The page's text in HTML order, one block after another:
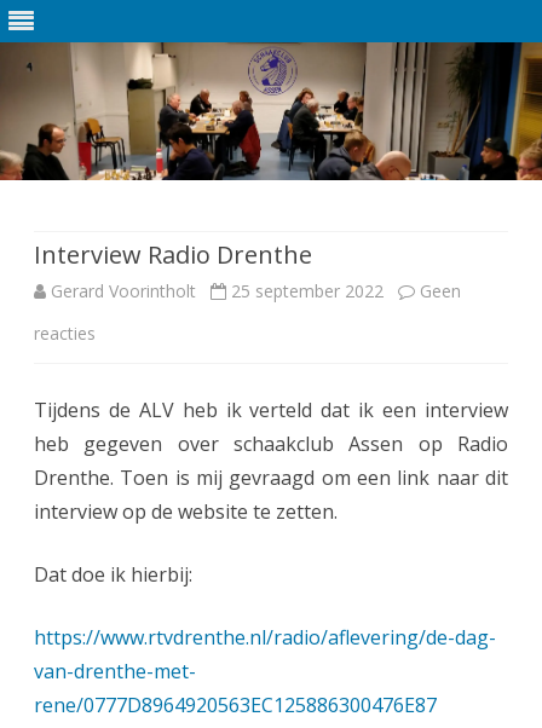
de
inhoud
Interview Radio Drenthe
Gerard Voorintholt 25 september 2022
Geen
reacties
I
t
r
v
i
e
Tijdens de ALV heb ik verteld dat ik een interview
heb gegeven over schaakclub Assen op Radio
Drenthe. Toen is mij gevraagd om een link naar dit
interview op de website te zetten.
Dat doe ik hierbij:
https://www.rtvdrenthe.nl/radio/aflevering/de-dag-
van-drenthe-met-
rene/0777D8964920563EC125886300476E87